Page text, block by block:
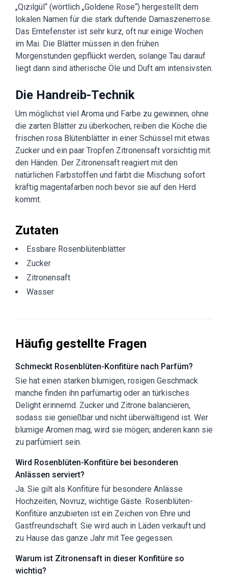
„Qızılgül“ (wörtlich „Goldene Rose“) hergestellt dem
lokalen Namen für die stark duftende Damaszenerrose.
Das Erntefenster ist sehr kurz, oft nur einige Wochen
im Mai. Die Blätter müssen in den frühen
Morgenstunden gepflückt werden, solange Tau darauf
liegt dann sind ätherische Öle und Duft am intensivsten.
Die Handreib-Technik
Um möglichst viel Aroma und Farbe zu gewinnen, ohne
die zarten Blätter zu überkochen, reiben die Köche die
frischen rosa Blütenblätter in einer Schüssel mit etwas
Zucker und ein paar Tropfen Zitronensaft vorsichtig mit
den Händen. Der Zitronensaft reagiert mit den
natürlichen Farbstoffen und färbt die Mischung sofort
kräftig magentafarben noch bevor sie auf den Herd
kommt.
Zutaten
Essbare Rosenblütenblätter
Zucker
Zitronensaft
Wasser
Häufig gestellte Fragen
Schmeckt Rosenblüten-Konfitüre nach Parfüm?
Sie hat einen starken blumigen, rosigen Geschmack
manche finden ihn parfümartig oder an türkisches
Delight erinnernd. Zucker und Zitrone balancieren,
sodass sie genießbar und nicht überwältigend ist. Wer
blumige Aromen mag, wird sie mögen; anderen kann sie
zu parfümiert sein.
Wird Rosenblüten-Konfitüre bei besonderen
Anlässen serviert?
Ja. Sie gilt als Konfitüre für besondere Anlässe
Hochzeiten, Novruz, wichtige Gäste. Rosenblüten-
Konfitüre anzubieten ist ein Zeichen von Ehre und
Gastfreundschaft. Sie wird auch in Läden verkauft und
zu Hause das ganze Jahr mit Tee gegessen.
Warum ist Zitronensaft in dieser Konfitüre so
wichtig?